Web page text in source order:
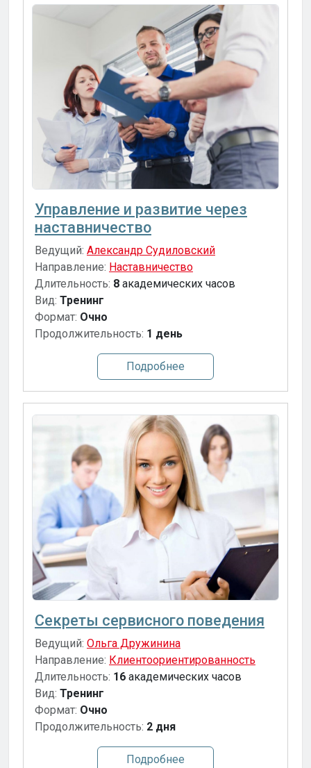
Управление и развитие через
наставничество
Ведущий: Александр Судиловский
Направление: Наставничество
Длительность: 8 академических часов
Вид: Тренинг
Формат: Очно
Продолжительность: 1 день
Подробнее
Секреты сервисного поведения
Ведущий: Ольга Дружинина
Направление: Клиентоориентированность
Длительность: 16 академических часов
Вид: Тренинг
Формат: Очно
Продолжительность: 2 дня
Подробнее